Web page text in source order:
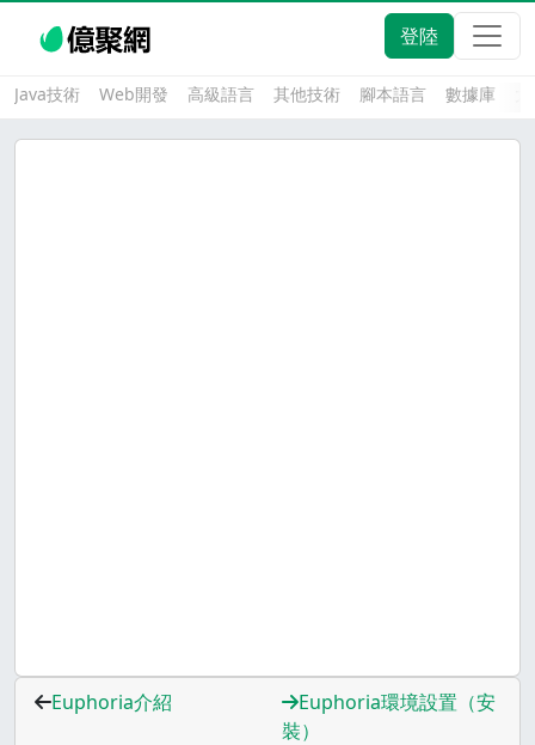
登陸
Java技術 Web開發 高級語言 其他技術 腳本語言 數據庫
Euphoria介紹
Euphoria環境設置（安
裝）